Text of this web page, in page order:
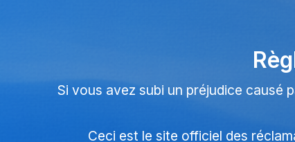
Si vous avez subi un préjudice causé
Ceci est le site officiel des